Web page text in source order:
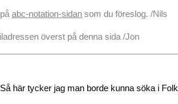
abc-notation-sidan som du föreslog. /Nils
överst på denna sida /Jon
här tycker jag man borde kunna söka i